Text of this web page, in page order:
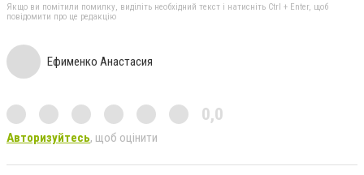
Якщо ви помітили помилку, виділіть необхідний текст і натисніть Ctrl + Enter, щоб
повідомити про це редакцію
Ефименко Анастасия
0,0
Авторизуйтесь, щоб оцінити